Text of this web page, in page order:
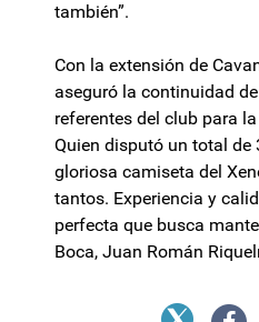
también”.
Con la extensión de
aseguró la continuidad
referentes del club para
Quien disputó un total de
gloriosa camiseta del
tantos. Experiencia y
perfecta que busca
Boca, Juan Román